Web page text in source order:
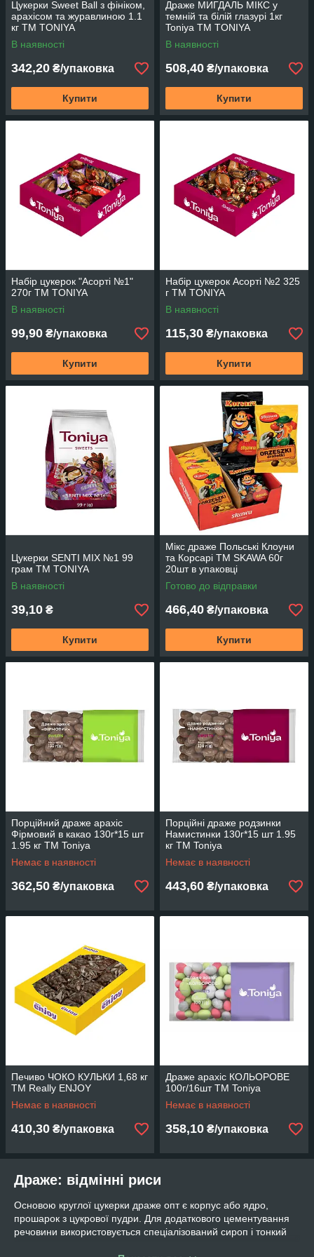
Цукерки Sweet Ball з фініком,
арахісом та журавлиною 1.1
кг TM TONIYA
В наявності
342,20 ₴/упаковка
Купити
Драже МИГДАЛЬ МІКС у
темній та білій глазурі 1кг
Toniya ТМ TONIYA
В наявності
508,40 ₴/упаковка
Купити
Набір цукерок "Асорті №1"
270г ТМ TONIYA
В наявності
99,90 ₴/упаковка
Купити
Набір цукерок Асорті №2 325
г ТМ TONIYA
В наявності
115,30 ₴/упаковка
Купити
Цукерки SENTI MIX №1 99
грам ТМ TONIYA
В наявності
39,10 ₴
Купити
Мікс драже Польські Клоуни
та Корсарі TM SKAWA 60г
20шт в упаковці
Готово до відправки
466,40 ₴/упаковка
Купити
Порційний драже арахіс
Фірмовий в какао 130г*15 шт
1.95 кг ТМ Toniya
Немає в наявності
362,50 ₴/упаковка
Порційні драже родзинки
Намистинки 130г*15 шт 1.95
кг ТМ Toniya
Немає в наявності
443,60 ₴/упаковка
Печиво ЧОКО КУЛЬКИ 1,68 кг
TM Really ENJOY
Немає в наявності
410,30 ₴/упаковка
Драже арахіс КОЛЬОРОВЕ
100г/16шт TM Toniya
Немає в наявності
358,10 ₴/упаковка
Драже: відмінні риси
Основою круглої цукерки драже опт є корпус або ядро,
прошарок з цукрової пудри. Для додаткового цементування
речовини використовується спеціалізований сироп і тонкий